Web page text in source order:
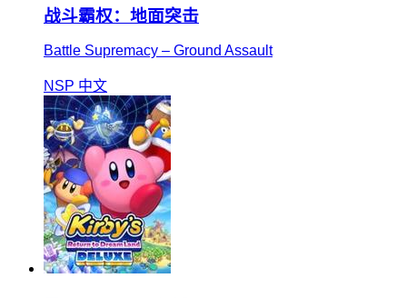
战斗霸权：地面突击
Battle Supremacy – Ground Assault
NSP 中文